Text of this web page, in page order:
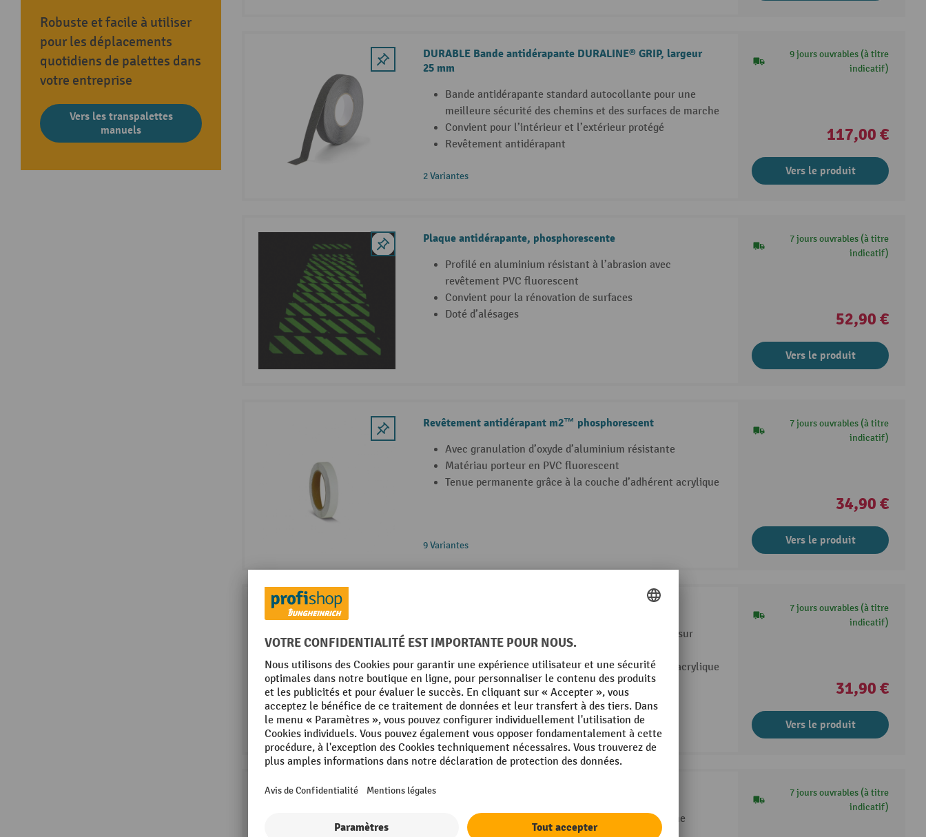
Robuste et facile à utiliser
pour les déplacements
quotidiens de palettes dans
votre entreprise
Vers les transpalettes
manuels
DURABLE Bande antidérapante DURALINE® GRIP, largeur
25 mm
Bande antidérapante standard autocollante pour une
meilleure sécurité des chemins et des surfaces de marche
Convient pour l’intérieur et l’extérieur protégé
Revêtement antidérapant
2 Variantes
9 jours ouvrables (à titre
indicatif)
117,00 €
Vers le produit
Plaque antidérapante, phosphorescente
Profilé en aluminium résistant à l’abrasion avec
revêtement PVC fluorescent
Convient pour la rénovation de surfaces
Doté d’alésages
7 jours ouvrables (à titre
indicatif)
52,90 €
Vers le produit
Revêtement antidérapant m2™ phosphorescent
Avec granulation d’oxyde d’aluminium résistante
Matériau porteur en PVC fluorescent
Tenue permanente grâce à la couche d’adhérent acrylique
9 Variantes
7 jours ouvrables (à titre
indicatif)
34,90 €
Vers le produit
Avec granulation d’oxyde d’aluminium résistante sur
matériau porteur en PVC
Tenue permanente grâce à la couche d’adhérent acrylique
Installation rapide, facile et propre
18 Variantes
7 jours ouvrables (à titre
indicatif)
31,90 €
Vers le produit
Marquage de sécurité revêtement antidérapant m2™
Revêtement antidérapant m2™ permanent comme
7 jours ouvrables (à titre
indicatif)